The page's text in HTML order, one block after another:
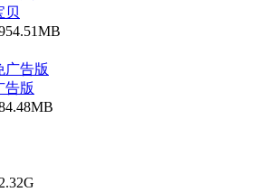
贝
告版